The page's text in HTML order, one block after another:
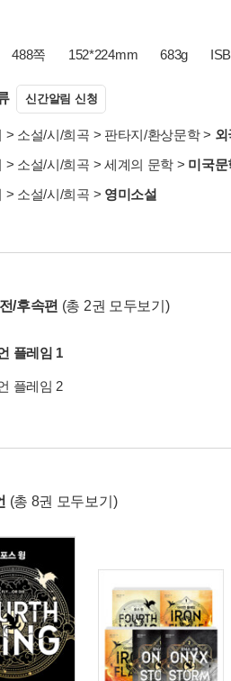
488쪽 152*224mm 683g
신간알림 신청
> 소설/시/희곡 > 판타지/환상문학>
> 소설/시/희곡 > 세계의 문학 > 미국문
> 소설/시/희곡 > 영미소설
/후속편 (총 2권 모두보기)
플레임 1
플레임 2
(총 8권 모두보기)